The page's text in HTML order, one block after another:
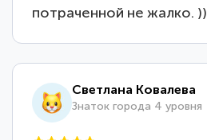
потраченной не жалко. ))
Светлана Ковалева
Знаток города 4 уровня